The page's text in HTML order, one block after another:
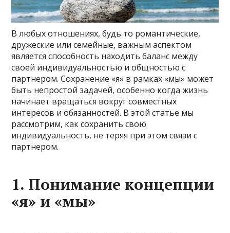
В любых отношениях, будь то романтические,
дружеские или семейные, важным аспектом
является способность находить баланс между
своей индивидуальностью и общностью с
партнером. Сохранение «я» в рамках «мы» может
быть непростой задачей, особенно когда жизнь
начинает вращаться вокруг совместных
интересов и обязанностей. В этой статье мы
рассмотрим, как сохранить свою
индивидуальность, не теряя при этом связи с
партнером.
1. Понимание концепции
«я» и «мы»